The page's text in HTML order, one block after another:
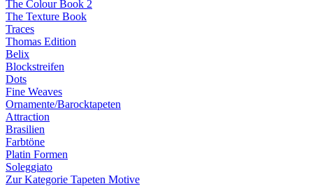
The Colour Book 2
The Texture Book
Traces
Thomas Edition
Belix
Blockstreifen
Dots
Fine Weaves
Ornamente/Barocktapeten
Attraction
Brasilien
Farbtöne
Platin Formen
Soleggiato
Zur Kategorie Tapeten Motive